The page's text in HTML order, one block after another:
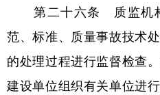
第二十六条 质监机构
范、标准、质量事故技术
的处理过程进行监督检查
建设单位组织有关单位进